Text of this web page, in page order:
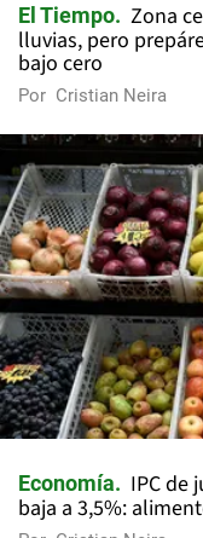
El Tiempo
Zona
lluvias, pero
bajo cero
Por Cristian Neira
Economía
IPC de
baja a 3,5%: